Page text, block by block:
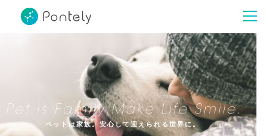
ペットは家族。安心して迎えられる世界に。